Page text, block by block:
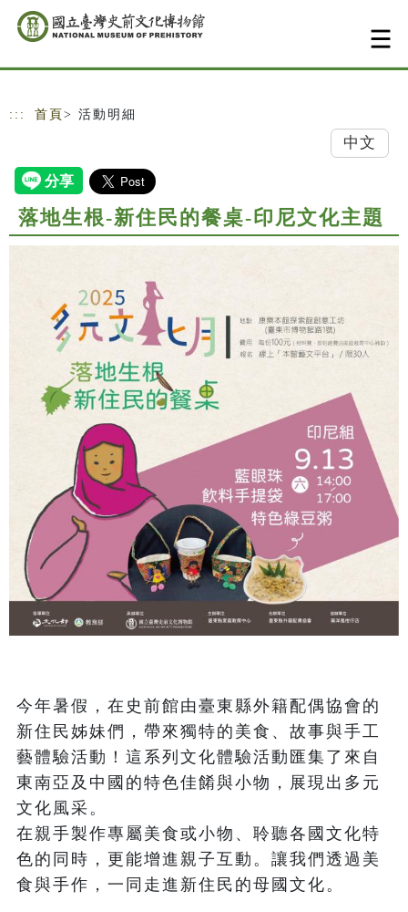
跳到主要內容
網站導覽
::: 首頁 > 活動明細
中文
落地生根-新住民的餐桌-印尼文化主題
今年暑假，在史前館由臺東縣外籍配偶協會的
新住民姊妹們，帶來獨特的美食、故事與手工
藝體驗活動！這系列文化體驗活動匯集了來自
東南亞及中國的特色佳餚與小物，展現出多元
文化風采。
在親手製作專屬美食或小物、聆聽各國文化特
色的同時，更能增進親子互動。讓我們透過美
食與手作，一同走進新住民的母國文化。